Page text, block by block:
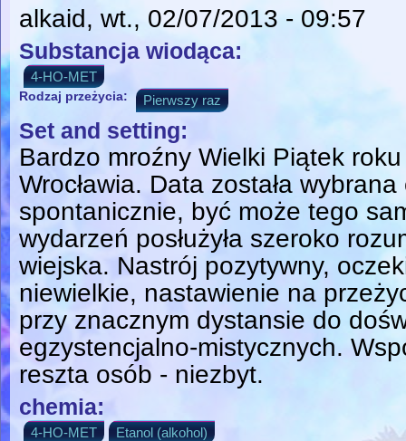
alkaid, wt., 02/07/2013 - 09:57
Substancja wiodąca:
4-HO-MET
Rodzaj przeżycia: Pierwszy raz
Set and setting:
Bardzo mroźny Wielki Piątek
Wrocławia. Data została wybrana
spontanicznie, być może tego
wydarzeń posłużyła szeroko
wiejska. Nastrój pozytywny,
niewielkie, nastawienie na
przy znacznym dystansie do
egzystencjalno-mistycznych.
reszta osób - niezbyt.
chemia:
4-HO-MET Etanol (alkohol)